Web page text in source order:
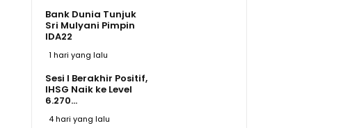
Bank Dunia Tunjuk
Sri Mulyani Pimpin
IDA22
1 hari yang lalu
Sesi I Berakhir Positif,
IHSG Naik ke Level
6.270...
4 hari yang lalu